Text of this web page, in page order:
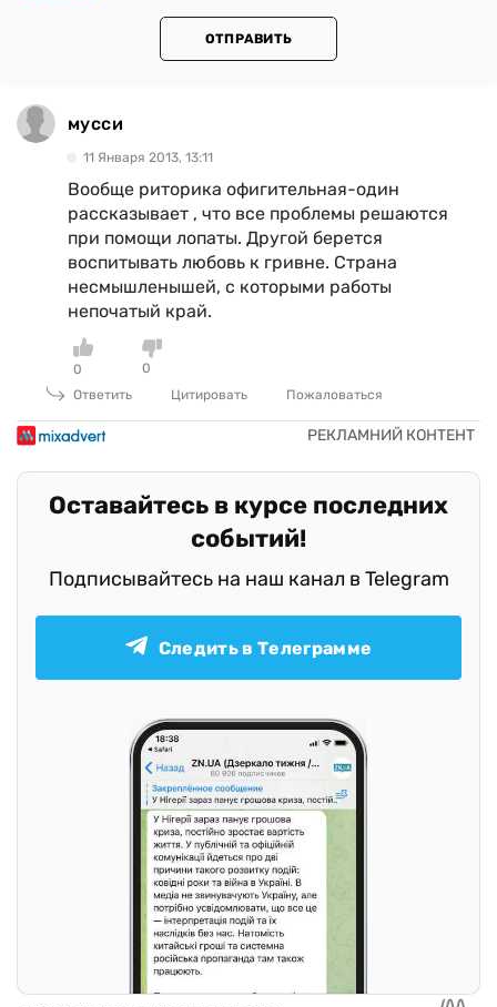
ОТПРАВИТЬ
мусси
11 Января 2013, 13:11
Вообще риторика офигительная-один
рассказывает , что все проблемы решаются
при помощи лопаты. Другой берется
воспитывать любовь к гривне. Страна
несмышленышей, c которыми работы
непочатый край.
0
0
Ответить
Цитировать Пожаловаться
Оставайтесь в курсе последних
событий!
Подписывайтесь на наш канал в Telegram
Следить в Телеграмме